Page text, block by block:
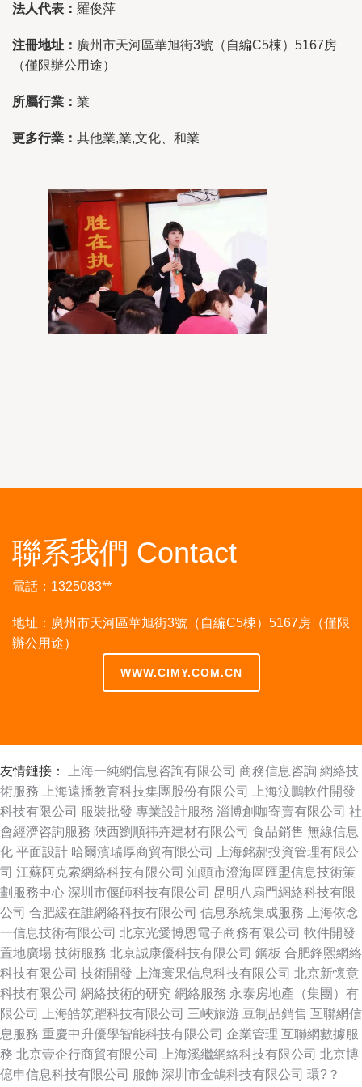
法人代表： 羅俊萍
注冊地址： 廣州市天河區華旭街3號（自編C5棟）5167房
（僅限辦公用途）
所屬行業： 業
更多行業： 其他業,業,文化、和業
聯系我們 Contact
電話：1325083**
地址：廣州市天河區華旭街3號（自編C5棟）5167房（僅限
辦公用途）
WWW.CIMY.COM.CN
友情鏈接： 上海一純網信息咨詢有限公司 商務信息咨詢 網絡技
術服務
上海遠播教育科技集團股份有限公司
上海汶鵬軟件開發
科技有限公司 服裝批發 專業設計服務 淄博創咖寄賣有限公司 社
會經濟咨詢服務 陜西劉順祎卉建材有限公司 食品銷售 無線信息
化 平面設計 哈爾濱瑞厚商貿有限公司
上海銘郝投資管理有限公
司 江蘇阿克索網絡科技有限公司 汕頭市澄海區匯盟信息技術策
劃服務中心 深圳市偃師科技有限公司 昆明八扇門網絡科技有限
公司 合肥緩在誰網絡科技有限公司 信息系統集成服務
上海依念
一信息技術有限公司 北京光愛博恩電子商務有限公司 軟件開發
置地廣場 技術服務 北京誠康優科技有限公司 鋼板 合肥鋒熙網絡
科技有限公司 技術開發 上海寰果信息科技有限公司 北京新懷意
科技有限公司 網絡技術的研究 網絡服務 永泰房地產（集團）有
限公司
上海皓筑躍科技有限公司 三峽旅游 豆制品銷售 互聯網信
息服務 重慶中升優學智能科技有限公司 企業管理 互聯網數據服
務 北京壹企行商貿有限公司 上海溪繼網絡科技有限公司 北京博
億申信息科技有限公司 服飾 深圳市金鴿科技有限公司 環?？